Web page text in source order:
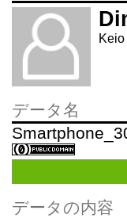
データ名
データの内容